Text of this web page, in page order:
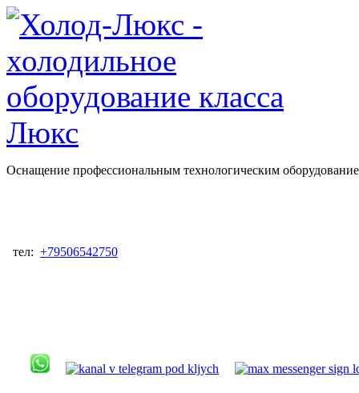
Оснащение профессиональным технологическим
тел: +79506542750